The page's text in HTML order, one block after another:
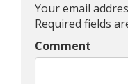
Your email
Required fields
Comment